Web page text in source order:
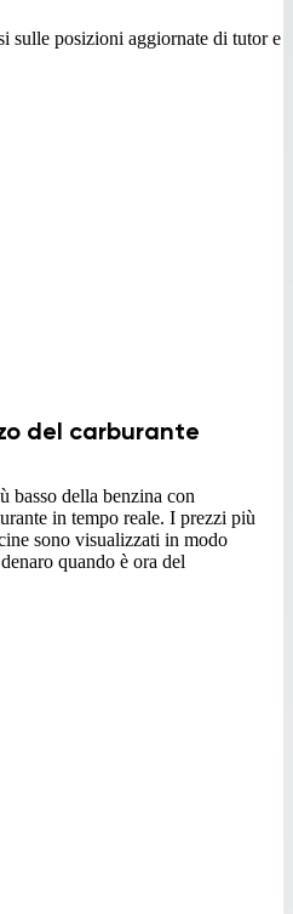
sulle posizioni aggiornate di tutor e
del carburante
basso della benzina con
in tempo reale. I prezzi più
sono visualizzati in modo
quando è ora del